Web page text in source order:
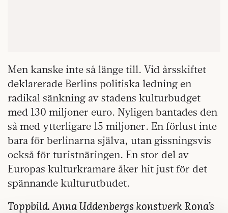
Men kanske inte så länge till. Vid årsskiftet
deklarerade Berlins politiska ledning en
radikal sänkning av stadens kulturbudget
med 130 miljoner euro. Nyligen bantades den
så med ytterligare 15 miljoner. En förlust inte
bara för berlinarna själva, utan gissningsvis
också för turistnäringen. En stor del av
Europas kulturkramare åker hit just för det
spännande kulturutbudet.
Toppbild. Anna Uddenbergs konstverk Rona’s